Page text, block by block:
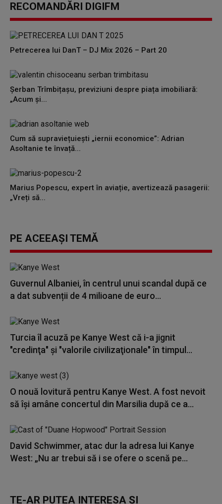
RECOMANDĂRI DIGIFM
Petrecerea lui DanT – DJ Mix 2026 – Part 20
Șerban Trîmbițașu, previziuni despre piața imobiliară:
„Acum și...
Cum să supraviețuiești „iernii economice”: Adrian
Asoltanie te învață...
Marius Popescu, expert în aviație, avertizează pasagerii:
„Vreți să...
PE ACEEAȘI TEMĂ
Guvernul Albaniei, în centrul unui scandal după ce
a dat subvenții de 4 milioane de euro...
Turcia îl acuză pe Kanye West că i-a jignit
"credinţa" şi "valorile civilizaţionale" în timpul...
O nouă lovitură pentru Kanye West. A fost nevoit
să își amâne concertul din Marsilia după ce a...
David Schwimmer, atac dur la adresa lui Kanye
West: „Nu ar trebui să i se ofere o scenă pe...
TE-AR PUTEA INTERESA ȘI